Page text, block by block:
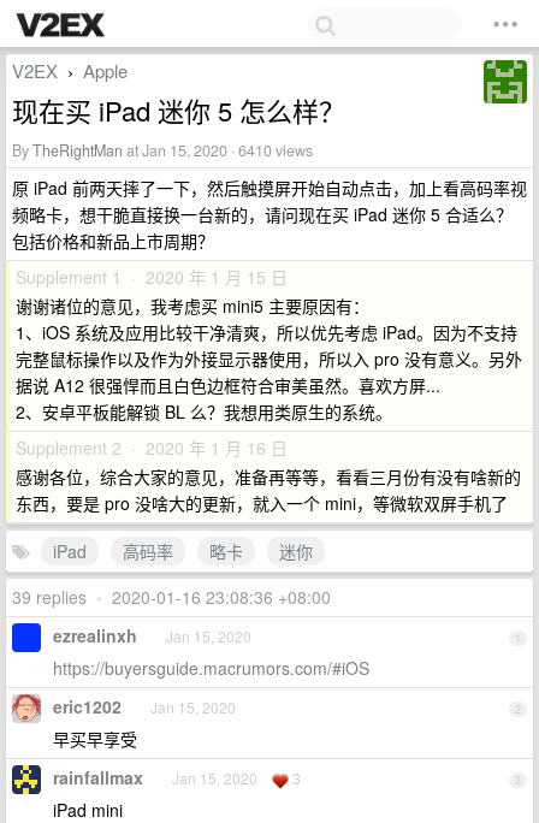
V2EX › Apple
现在买 iPad 迷你 5 怎么样？
ByTheRightMan at Jan 15, 2020 · 6410 views
原 iPad 前两天摔了一下，然后触摸屏开始自动点击，加上看高码率视
频略卡，想干脆直接换一台新的，请问现在买 iPad 迷你 5 合适么？
包括价格和新品上市周期？
Supplement 1 · 2020 年 1 月 15 日
谢谢诸位的意见，我考虑买 mini5 主要原因有：
1、iOS 系统及应用比较干净清爽，所以优先考虑 iPad。因为不支持
完整鼠标操作以及作为外接显示器使用，所以入 pro 没有意义。另外
据说 A12 很强悍而且白色边框符合审美虽然。喜欢方屏...
2、安卓平板能解锁 BL 么？我想用类原生的系统。
Supplement 2 · 2020 年 1 月 16 日
感谢各位，综合大家的意见，准备再等等，看看三月份有没有啥新的
东西，要是 pro 没啥大的更新，就入一个 mini，等微软双屏手机了
iPad
高码率 略卡
迷你
39 replies • 2020-01-16 23:08:36 +08:00
1
ezrealinxh Jan 15, 2020
https://buyersguide.macrumors.com/#iOS
2
eric1202 Jan 15, 2020
早买早享受
3
rainfallmax Jan 15, 2020 3
iPad mini